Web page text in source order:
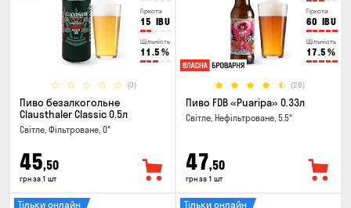
Гіркота
15 IBU
Щільність
11.5 %
(0)
Пиво безалкогольне
Clausthaler Classic 0.5л
Світле, Фільтроване, 0°
45,50
грн за 1 шт
Гіркота
60 IBU
Щільність
17.5 %
(26)
Пиво FDB «Puaripa» 0.33л
Світле, Нефільтроване, 5.5°
47,50
грн за 1 шт
Тільки онлайн
Тільки онлайн